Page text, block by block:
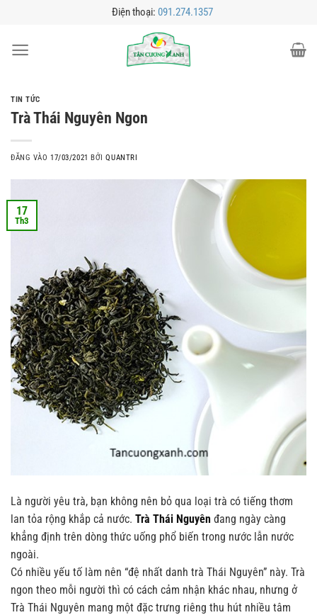
nội
Điện thoại: 091.274.1357
TIN TỨC
Trà Thái Nguyên Ngon
ĐĂNG VÀO17/03/2021 BỞIQUANTRI
17
Th3
Là người yêu trà, bạn không nên bỏ qua loại trà có tiếng thơm
lan tỏa rộng khắp cả nước. Trà Thái Nguyên đang ngày càng
khẳng định trên dòng thức uống phổ biến trong nước lẫn nước
ngoài.
Có nhiều yếu tố làm nên “đệ nhất danh trà Thái Nguyên” này. Trà
ngon theo mỗi người thì có cách cảm nhận khác nhau, nhưng ở
Trà Thái Nguyên mang một đặc trưng riêng thu hút nhiều tâm